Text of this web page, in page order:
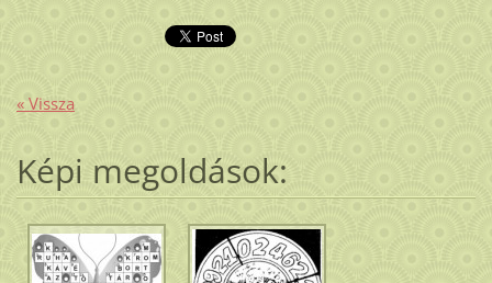
« Vissza
Képi megoldások: